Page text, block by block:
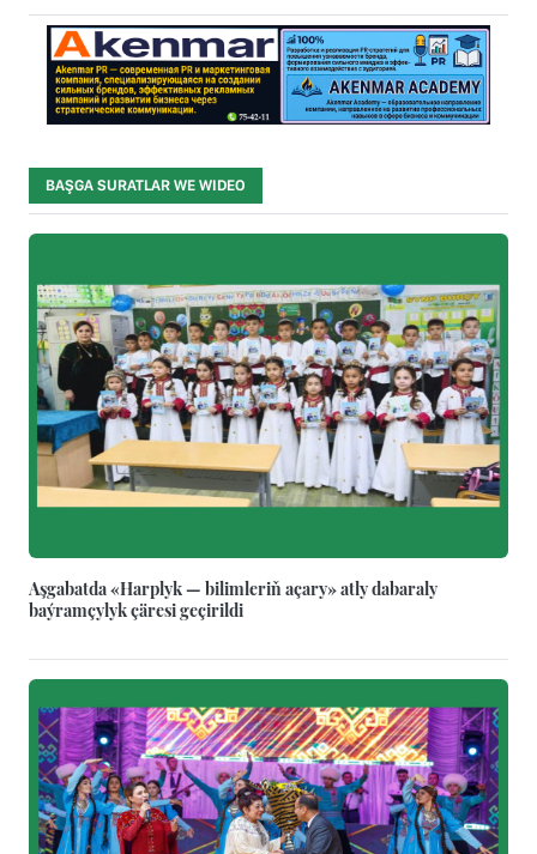
BAŞGA SURATLAR WE WIDEO
Aşgabatda «Harplyk — bilimleriň açary» atly dabaraly
baýramçylyk çäresi geçirildi